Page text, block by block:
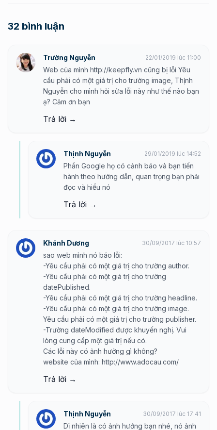
32 bình luận
Trường Nguyễn 22/01/2019 lúc 11:00
Web của mình http://keepfly.vn cũng bị lỗi Yêu
cầu phải có một giá trị cho trường image, Thịnh
Nguyễn cho mình hỏi sửa lỗi này như thế nào bạn
ạ? Cảm ơn bạn
Trả lời →
Thịnh Nguyễn 29/01/2019 lúc 14:52
Phần Google họ có cảnh báo và bạn tiến
hành theo hướng dẫn, quan trọng bạn phải
đọc và hiểu nó
Trả lời →
Khánh Dương 30/09/2017 lúc 10:57
sao web mình nó báo lỗi:
-Yêu cầu phải có một giá trị cho trường author.
-Yêu cầu phải có một giá trị cho trường
datePublished.
-Yêu cầu phải có một giá trị cho trường headline.
-Yêu cầu phải có một giá trị cho trường image.
Yêu cầu phải có một giá trị cho trường publisher.
-Trường dateModified được khuyến nghị. Vui
lòng cung cấp một giá trị nếu có.
Các lỗi này có ảnh hưởng gì không?
website của mình: http://www.adocau.com/
Trả lời →
Thịnh Nguyễn 30/09/2017 lúc 17:41
Dĩ nhiên là có ảnh hưởng bạn nhé, nó ảnh